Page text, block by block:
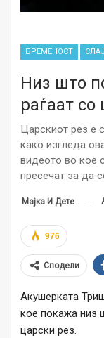
БРЕМЕНОСТ
Низ што
раѓаат со
Царскиот рез е
како изгледа
видеото во кое
пресечат за да
Мајка И Дете
976
Сподели
Акушерката
кое покажа низ
царски рез.